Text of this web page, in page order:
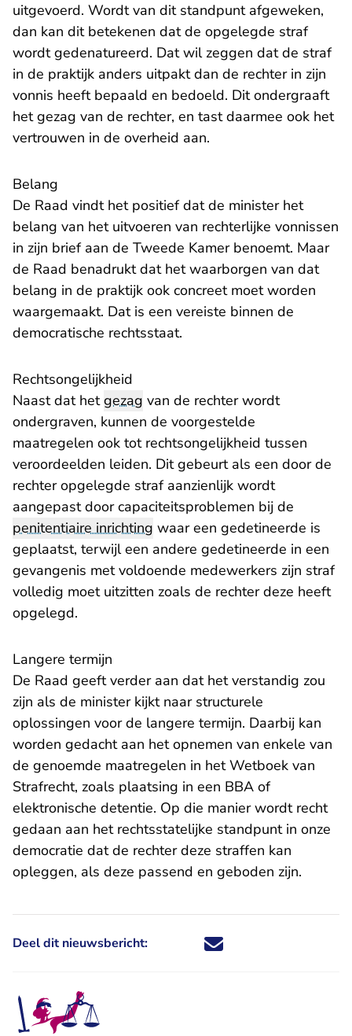
uitgevoerd. Wordt van dit standpunt afgeweken,
dan kan dit betekenen dat de opgelegde straf
wordt gedenatureerd. Dat wil zeggen dat de straf
in de praktijk anders uitpakt dan de rechter in zijn
vonnis heeft bepaald en bedoeld. Dit ondergraaft
het gezag van de rechter, en tast daarmee ook het
vertrouwen in de overheid aan.
Belang
De Raad vindt het positief dat de minister het
belang van het uitvoeren van rechterlijke vonnissen
in zijn brief aan de Tweede Kamer benoemt. Maar
de Raad benadrukt dat het waarborgen van dat
belang in de praktijk ook concreet moet worden
waargemaakt. Dat is een vereiste binnen de
democratische rechtsstaat.
Rechtsongelijkheid
Naast dat hetgezag van de rechter wordt
ondergraven, kunnen de voorgestelde
maatregelen ook tot rechtsongelijkheid tussen
veroordeelden leiden. Dit gebeurt als een door de
rechter opgelegde straf aanzienlijk wordt
aangepast door capaciteitsproblemen bij de
penitentiaire inrichting waar een gedetineerde is
geplaatst, terwijl een andere gedetineerde in een
gevangenis met voldoende medewerkers zijn straf
volledig moet uitzitten zoals de rechter deze heeft
opgelegd.
Langere termijn
De Raad geeft verder aan dat het verstandig zou
zijn als de minister kijkt naar structurele
oplossingen voor de langere termijn. Daarbij kan
worden gedacht aan het opnemen van enkele van
de genoemde maatregelen in het Wetboek van
Strafrecht, zoals plaatsing in een BBA of
elektronische detentie. Op die manier wordt recht
gedaan aan het rechtsstatelijke standpunt in onze
democratie dat de rechter deze straffen kan
opleggen, als deze passend en geboden zijn.
Deel dit nieuwsbericht: Deel dit nieuwsbericht via X -
Deel dit nieuwsbericht via
Deel dit nieuwsbericht
Deel dit